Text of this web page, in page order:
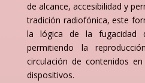
de alcance, accesibilidad y
tradición radiofónica, este
la lógica de la fugacidad
permitiendo la
circulación de contenidos
dispositivos.